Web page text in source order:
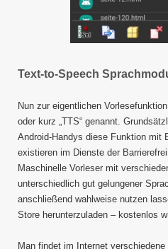
Text-to-Speech
Nun zur eigentlichen
oder kurz „TTS“ genannt.
Android-Handys diese Funktion mit
existieren im Dienste der
Maschinelle Vorleser mit
unterschiedlich gut gelungener
anschließend wahlweise nutzen
Store herunterzuladen – kostenlos
Man findet im Internet